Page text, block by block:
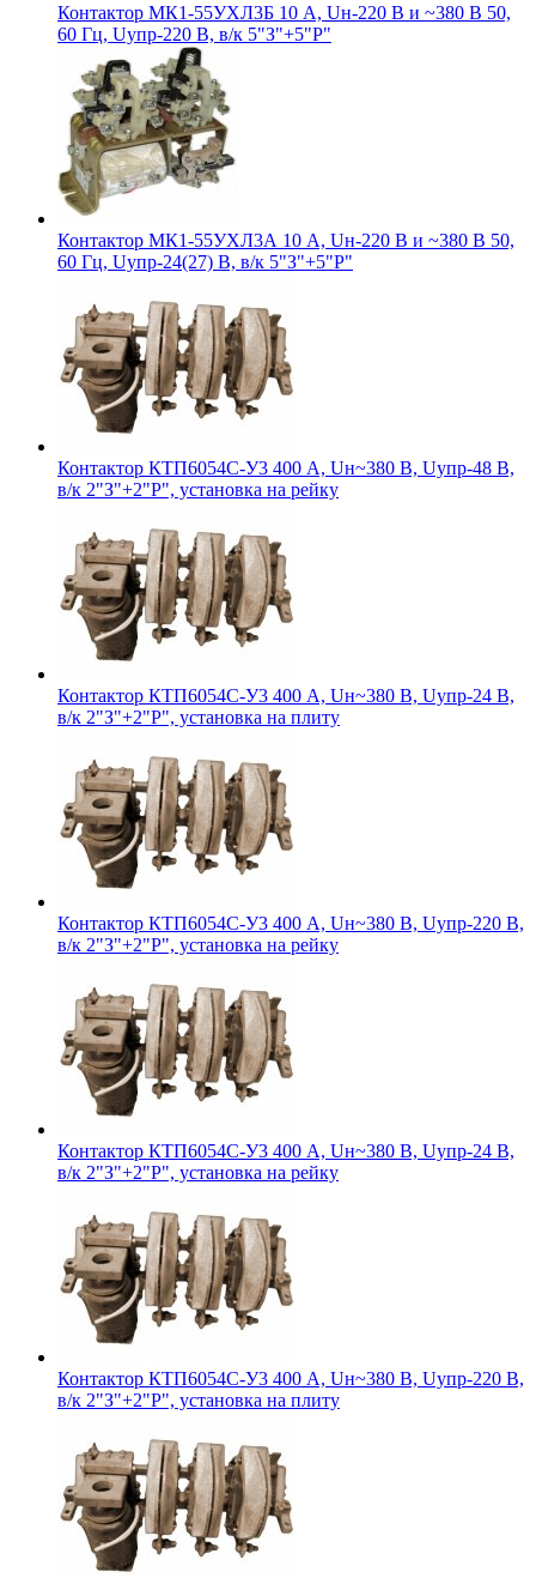
Контактор МК1-55УХЛ3Б 10 А, Uн-220 В и ~380 В 50,
60 Гц, Uупр-220 В, в/к 5"З"+5"Р"
Контактор МК1-55УХЛ3А 10 А, Uн-220 В и ~380 В 50,
60 Гц, Uупр-24(27) В, в/к 5"З"+5"Р"
Контактор КТП6054С-У3 400 А, Uн~380 В, Uупр-48 В,
в/к 2"З"+2"Р", установка на рейку
Контактор КТП6054С-У3 400 А, Uн~380 В, Uупр-24 В,
в/к 2"З"+2"Р", установка на плиту
Контактор КТП6054С-У3 400 А, Uн~380 В, Uупр-220 В,
в/к 2"З"+2"Р", установка на рейку
Контактор КТП6054С-У3 400 А, Uн~380 В, Uупр-24 В,
в/к 2"З"+2"Р", установка на рейку
Контактор КТП6054С-У3 400 А, Uн~380 В, Uупр-220 В,
в/к 2"З"+2"Р", установка на плиту